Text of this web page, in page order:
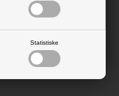
Statistiske